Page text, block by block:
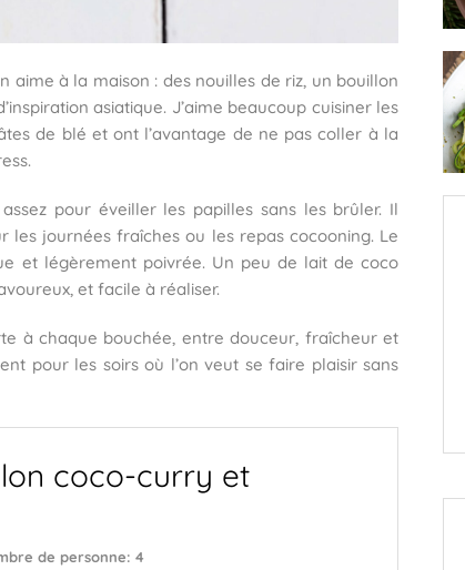
aime à la maison : des nouilles de riz, un bouillon
asiatique. J’aime beaucoup cuisiner les
de blé et ont l’avantage de ne pas coller à la
pour éveiller les papilles sans les brûler. Il
journées fraîches ou les repas cocooning. Le
et légèrement poivrée. Un peu de lait de coco
et facile à réaliser.
à chaque bouchée, entre douceur, fraîcheur et
pour les soirs où l’on veut se faire plaisir sans
coco-curry et
de personne: 4